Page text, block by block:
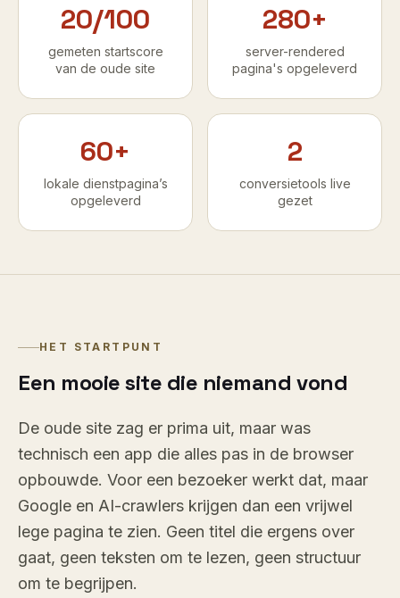
20/100
gemeten startscore
van de oude site
280+
server-rendered
pagina's opgeleverd
60+
lokale dienstpagina’s
opgeleverd
2
conversietools live
gezet
HET STARTPUNT
Een mooie site die niemand vond
De oude site zag er prima uit, maar was
technisch een app die alles pas in de browser
opbouwde. Voor een bezoeker werkt dat, maar
Google en AI-crawlers krijgen dan een vrijwel
lege pagina te zien. Geen titel die ergens over
gaat, geen teksten om te lezen, geen structuur
om te begrijpen.